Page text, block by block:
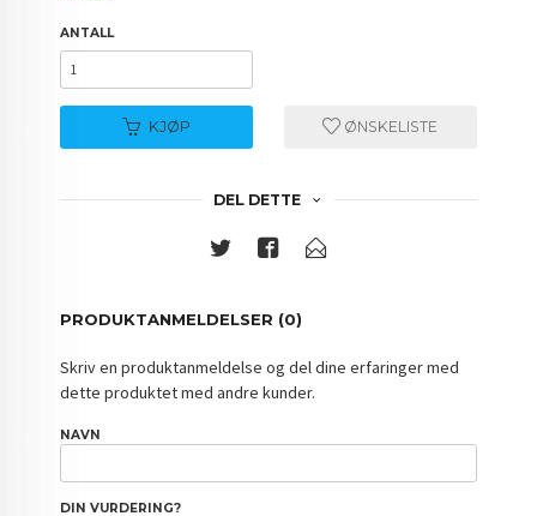
ANTALL
KJØP ØNSKELISTE
DEL DETTE
PRODUKTANMELDELSER (0)
Skriv en produktanmeldelse og del dine erfaringer med
dette produktet med andre kunder.
NAVN
DIN VURDERING?